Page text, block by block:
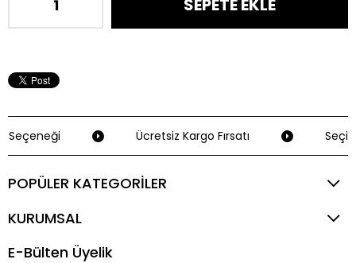
Seçeneği Ücretsiz Kargo Fırsatı Seçili
POPÜLER KATEGORİLER
KURUMSAL
E-Bülten Üyelik